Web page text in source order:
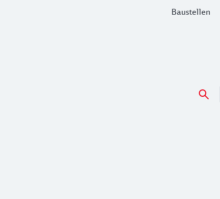
Baustellen